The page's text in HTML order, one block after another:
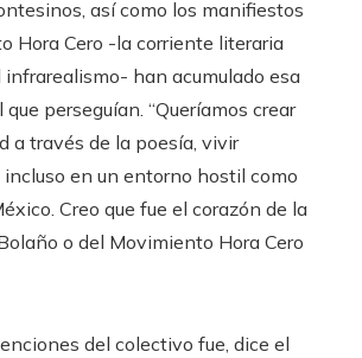
así como los manifiestos
Hora Cero -la corriente literaria
infrarealismo- han acumulado esa
perseguían. “Queríamos crear
a través de la poesía, vivir
en un entorno hostil como
Creo que fue el corazón de la
o del Movimiento Hora Cero
del colectivo fue, dice el